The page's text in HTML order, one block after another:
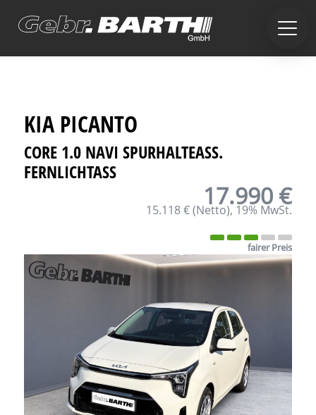
KIA PICANTO
CORE 1.0 NAVI SPURHALTEASS.
FERNLICHTASS
17.990 €
15.118 €(Netto) 19% MwSt.
fairer Preis